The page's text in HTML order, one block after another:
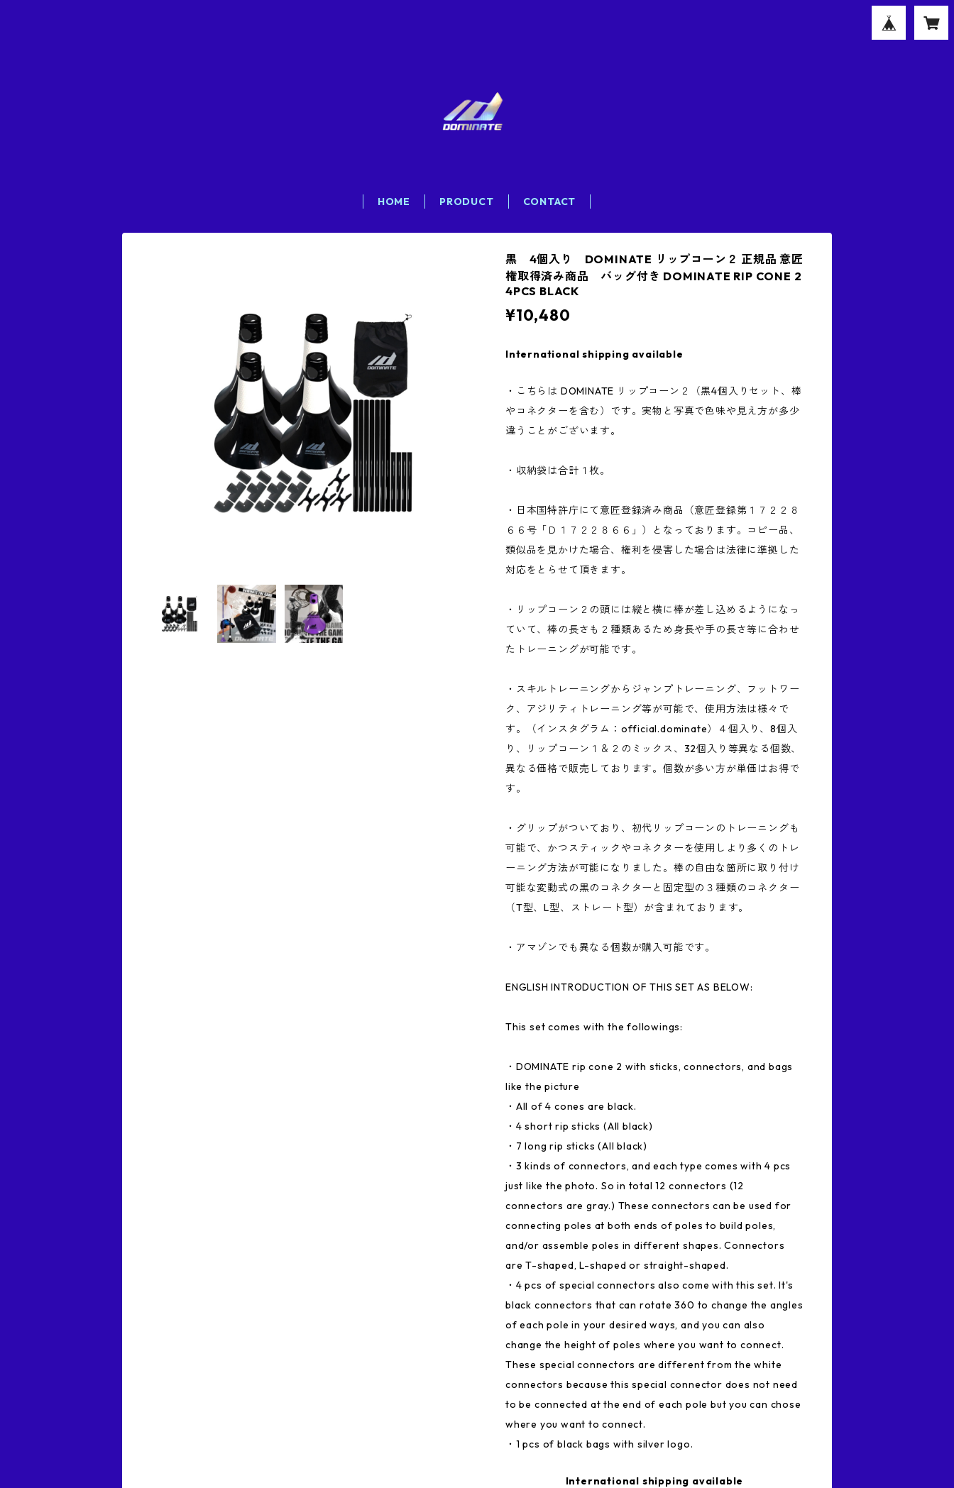
HOME PRODUCT CONTACT
黒 4個入り DOMINATE リップコーン２ 正規品 意匠
権取得済み商品 バッグ付き DOMINATE RIP CONE 2
4PCS BLACK
¥10,480
International shipping available
・こちらは DOMINATE リップコーン２（黒4個入りセット、棒
やコネクターを含む）です。実物と写真で色味や見え方が多少
違うことがございます。
・収納袋は合計１枚。
・日本国特許庁にて意匠登録済み商品（意匠登録第１７２２８
６６号「Ｄ１７２２８６６」）となっております。コピー品、
類似品を見かけた場合、権利を侵害した場合は法律に準拠した
対応をとらせて頂きます。
・リップコーン２の頭には縦と横に棒が差し込めるようになっ
ていて、棒の長さも２種類あるため身長や手の長さ等に合わせ
たトレーニングが可能です。
・スキルトレーニングからジャンプトレーニング、フットワー
ク、アジリティトレーニング等が可能で、使用方法は様々で
す。（インスタグラム：official.dominate）４個入り、8個入
り、リップコーン１＆２のミックス、32個入り等異なる個数、
異なる価格で販売しております。個数が多い方が単価はお得で
す。
・グリップがついており、初代リップコーンのトレーニングも
可能で、かつスティックやコネクターを使用しより多くのトレ
ーニング方法が可能になりました。棒の自由な箇所に取り付け
可能な変動式の黒のコネクターと固定型の３種類のコネクター
（T型、L型、ストレート型）が含まれております。
・アマゾンでも異なる個数が購入可能です。
ENGLISH INTRODUCTION OF THIS SET AS BELOW:
This set comes with the followings:
・DOMINATE rip cone 2 with sticks, connectors, and bags
like the picture
・All of 4 cones are black.
・4 short rip sticks (All black)
・7 long rip sticks (All black)
・3 kinds of connectors, and each type comes with 4 pcs
just like the photo. So in total 12 connectors (12
connectors are gray.) These connectors can be used for
connecting poles at both ends of poles to build poles,
and/or assemble poles in different shapes. Connectors
are T-shaped, L-shaped or straight-shaped.
・4 pcs of special connectors also come with this set. It's
black connectors that can rotate 360 to change the angles
of each pole in your desired ways, and you can also
change the height of poles where you want to connect.
These special connectors are different from the white
connectors because this special connector does not need
to be connected at the end of each pole but you can chose
where you want to connect.
・1 pcs of black bags with silver logo.
International shipping available